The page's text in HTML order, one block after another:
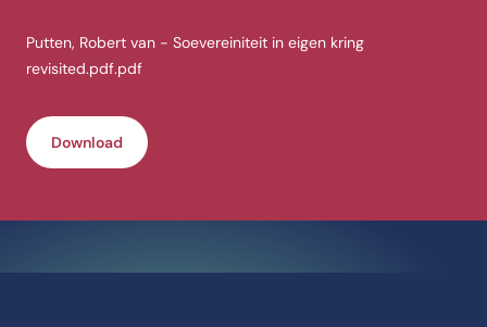
Putten, Robert van - Soevereiniteit in eigen kring
revisited.pdf.pdf
Download